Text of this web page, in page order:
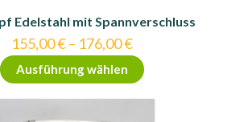
Edelstahl mit Spannverschluss
155,00€– 176,00€
Ausführung wählen
Dieses
Produkt